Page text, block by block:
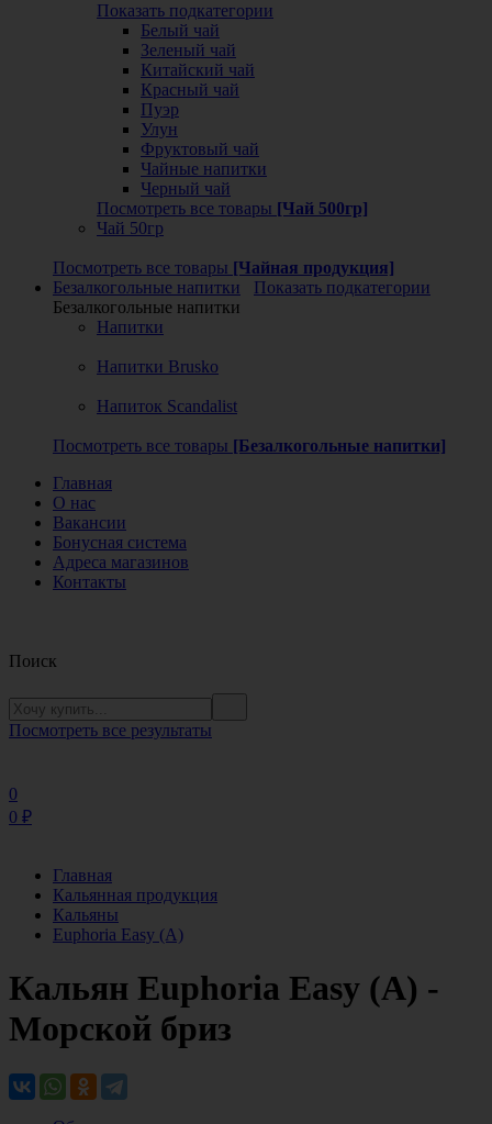
Показать подкатегории
Белый чай
Зеленый чай
Китайский чай
Красный чай
Пуэр
Улун
Фруктовый чай
Чайные напитки
Черный чай
Посмотреть все товары [Чай 500гр]
Чай 50гр
Посмотреть все товары [Чайная продукция]
Безалкогольные напитки
Показать подкатегории
Безалкогольные напитки
Напитки
Напитки Brusko
Напиток Scandalist
Посмотреть все товары [Безалкогольные напитки]
Главная
О нас
Вакансии
Бонусная система
Адреса магазинов
Контакты
Поиск
Посмотреть все результаты
0
0 ₽
Главная
Кальянная продукция
Кальяны
Euphoria Easy (А)
Кальян Euphoria Easy (А) -
Морской бриз